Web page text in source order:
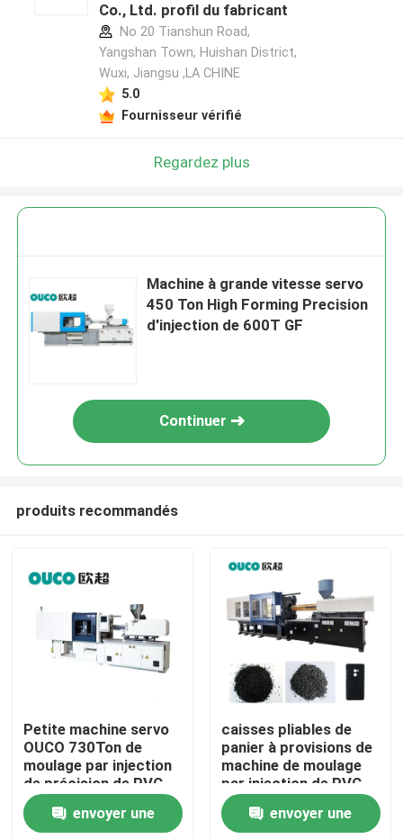
Maison
Produits
Au sujet de nous
Co., Ltd. profil du fabricant
No 20 Tianshun Road,
Yangshan Town, Huishan District,
Wuxi, Jiangsu ,LA CHINE
5.0
Fournisseur vérifié
Regardez plus
Machine à grande vitesse servo
450 Ton High Forming Precision
d'injection de 600T GF
Continuer
produits recommandés
Petite machine servo
OUCO 730Ton de
moulage par injection
de précision de PVC
envoyer une
caisses pliables de
panier à provisions de
machine de moulage
par injection de PVC
1100T
envoyer une